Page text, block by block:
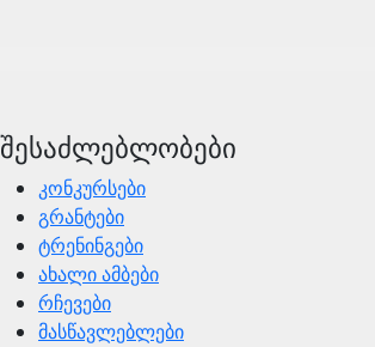
შესაძლებლობები
კონკურსები
გრანტები
ტრენინგები
ახალი ამბები
რჩევები
მასწავლებლები